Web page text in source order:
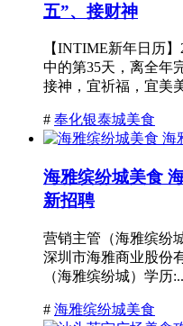
五”、接财神
【INTIME新年日历
中的第35天，离全年
接神，宜祈福，宜美
# 奉化银泰城美食
海雅缤纷城美食
新招聘
营销主管（海雅缤纷
深圳市海雅商业股份
（海雅缤纷城）学历:..
# 海雅缤纷城美食